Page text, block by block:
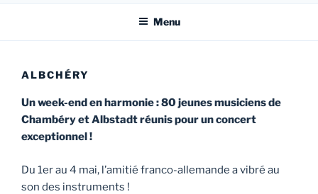
Menu
ALBCHÉRY
Un week-end en harmonie : 80 jeunes musiciens de
Chambéry et Albstadt réunis pour un concert
exceptionnel !
Du 1er au 4 mai, l’amitié franco-allemande a vibré au
son des instruments !